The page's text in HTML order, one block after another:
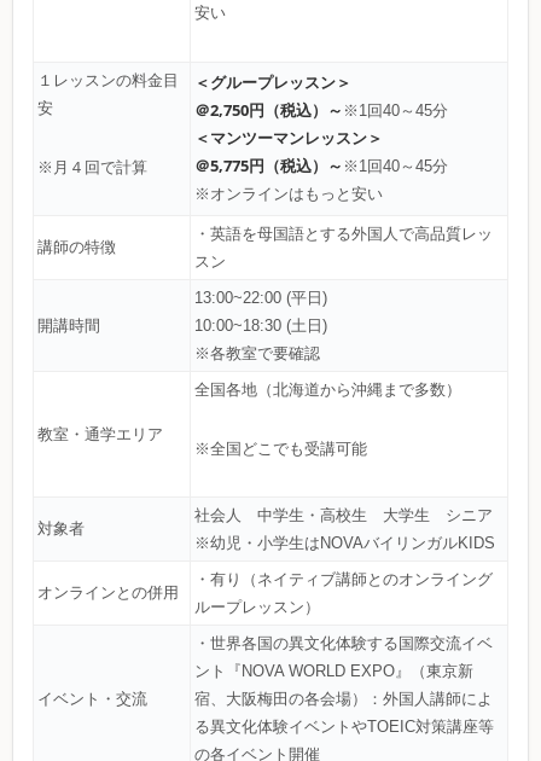
安い
１レッスンの料金目
安
※月４回で計算
＜グループレッスン＞
＠2,750円（税込）～ ※1回40～45分
＜マンツーマンレッスン＞
＠5,775円（税込）～ ※1回40～45分
※オンラインはもっと安い
講師の特徴
・英語を母国語とする外国人で高品質レッ
スン
開講時間
13:00~22:00 (平日)
10:00~18:30 (土日)
※各教室で要確認
教室・通学エリア
全国各地（北海道から沖縄まで多数）
※全国どこでも受講可能
対象者
社会人 中学生・高校生 大学生 シニア
※幼児・小学生はNOVAバイリンガルKIDS
オンラインとの併用
・有り（ネイティブ講師とのオンライング
ループレッスン）
イベント・交流
・世界各国の異文化体験する国際交流イベ
ント『NOVA WORLD EXPO』（東京新
宿、大阪梅田の各会場）：外国人講師によ
る異文化体験イベントやTOEIC対策講座等
の各イベント開催